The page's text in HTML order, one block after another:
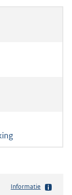
Informatie